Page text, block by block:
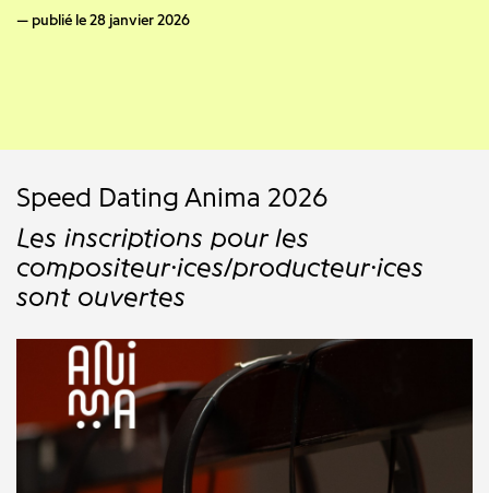
publié le 28 janvier 2026
Speed Dating Anima 2026
Les inscriptions pour les
compositeur·ices/producteur·ices
sont ouvertes